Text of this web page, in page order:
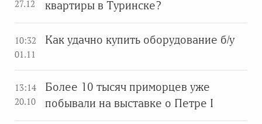
27.12
квартиры в Туринске?
10:32
01.11
Как удачно купить оборудование б/у
13:14
20.10
Более 10 тысяч приморцев уже
побывали на выставке о Петре I